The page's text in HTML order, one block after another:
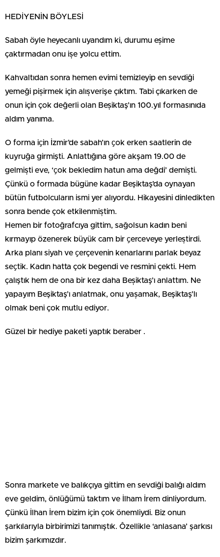
HEDİYENİN BÖYLESİ
Sabah öyle heyecanlı uyandım ki, durumu eșime
çaktırmadan onu ișe yolcu ettim.
Kahvaltıdan sonra hemen evimi temizleyip en sevdiği
yemeği pișirmek için alıșverişe çıktım. Tabi çıkarken de
onun için çok değerli olan Beșiktaş’ın 100.yıl formasınıda
aldım yanıma.
O forma iҫin İzmir’de sabah’ın ҫok erken saatlerin de
kuyruğa girmişti. Anlattığına göre akşam 19.00 de
gelmiști eve, ‘ҫok bekledim hatun ama değdi’ demiști.
Çünkü o formada bügüne kadar Beşiktaş’da oynayan
bütün futbolcuların ismi yer alıyordu. Hikayesini dinledikten
sonra bende çok etkilenmiștim.
Hemen bir fotoğrafcıya gittim, sağolsun kadın beni
kırmayıp özenerek büyük cam bir ҫerceveye yerleștirdi.
Arka planı siyah ve ҫerçevenin kenarlarını parlak beyaz
seҫtik. Kadın hatta çok begendi ve resmini çekti. Hem
çalıştık hem de ona bir kez daha Beșiktaş’ı anlattım. Ne
yapayım Beşiktaş’ı anlatmak, onu yașamak, Beşiktaş’lı
olmak beni çok mutlu ediyor.
Güzel bir hediye paketi yaptık beraber .
Sonra markete ve balıkçıya gittim en sevdiği balığı aldım
eve geldim, önlüğümü taktım ve İlham İrem dinliyordum.
Çünkü İlhan İrem bizim iҫin çok önemliydi. Biz onun
şarkılarıyla birbirimizi tanımıştık. Ôzellikle ‘anlasana’ şarkısı
bizim şarkımızdır.